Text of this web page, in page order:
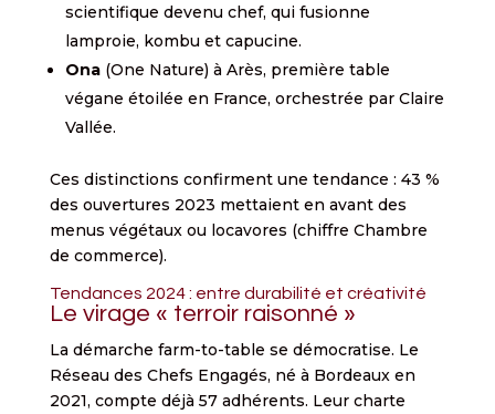
scientifique devenu chef, qui fusionne
lamproie, kombu et capucine.
Ona(One Nature) à Arès, première table
végane étoilée en France, orchestrée par Claire
Vallée.
Ces distinctions confirment une tendance : 43 %
des ouvertures 2023 mettaient en avant des
menus végétaux ou locavores (chiffre Chambre
de commerce).
Tendances 2024 : entre durabilité et créativité
Le virage « terroir raisonné »
La démarche farm-to-table se démocratise. Le
Réseau des Chefs Engagés, né à Bordeaux en
2021, compte déjà 57 adhérents. Leur charte